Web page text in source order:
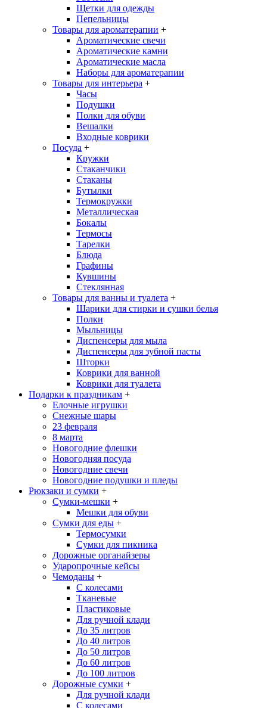
Щетки для одежды
Пепельницы
Товары для ароматерапии +
Ароматические свечи
Ароматические камни
Ароматические масла
Наборы для ароматерапии
Товары для интерьера +
Часы
Подушки
Полки для обуви
Вешалки
Входные коврики
Посуда +
Кружки
Стаканчики
Стаканы
Бутылки
Термокружки
Металлическая
Бокалы
Термосы
Тарелки
Блюда
Графины
Кувшины
Стеклянная
Товары для ванны и туалета +
Шарики для стирки и сушки белья
Полки
Мыльницы
Диспенсеры для мыла
Диспенсеры для зубной пасты
Шторки
Коврики для ванной
Коврики для туалета
Подарки к праздникам +
Елочные игрушки
Снежные шары
23 февраля
8 марта
Новогодние флешки
Новогодняя посуда
Новогодние свечи
Новогодние подушки и пледы
Рюкзаки и сумки +
Сумки-мешки +
Мешки для обуви
Сумки для еды +
Термосумки
Сумки для пикника
Дорожные органайзеры
Ударопрочные кейсы
Чемоданы +
С колесами
Тканевые
Пластиковые
Для ручной клади
До 35 литров
До 40 литров
До 50 литров
До 60 литров
До 100 литров
Дорожные сумки +
Для ручной клади
С колесами